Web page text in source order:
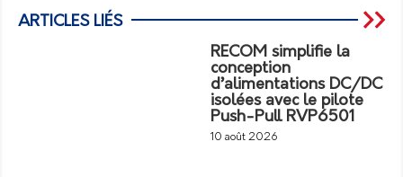
ARTICLES LIÉS
RECOM simplifie la
conception
d’alimentations DC/DC
isolées avec le pilote
Push-Pull RVP6501
10 août 2026